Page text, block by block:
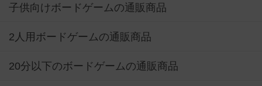
子供向けボードゲームの通販商品
2人用ボードゲームの通販商品
20分以下のボードゲームの通販商品